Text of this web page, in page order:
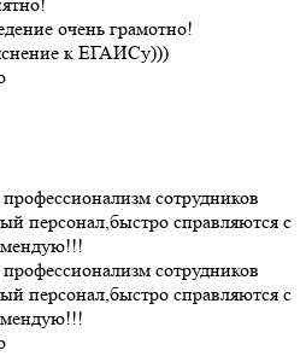
очень грамотно!
к ЕГАИСу)))
сотрудников
персонал,быстро справляются с
сотрудников
персонал,быстро справляются с